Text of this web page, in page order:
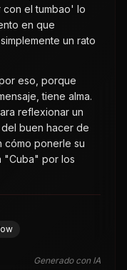
con el tumbao' lo
en que
un rato
eso, porque
tiene alma.
reflexionar un
buen hacer de
cómo ponerle su
"Cuba" por los
Generado con IA